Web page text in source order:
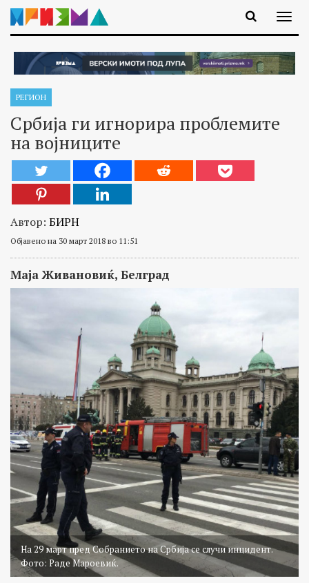
РЕГИОН
Србија ги игнорира проблемите
на војниците
Автор: БИРН
Објавено на 30 март 2018 во 11:51
Маја Живановиќ, Белград
На 29 март пред Собранието на Србија се случи инцидент.
Фото: Раде Мароевиќ.